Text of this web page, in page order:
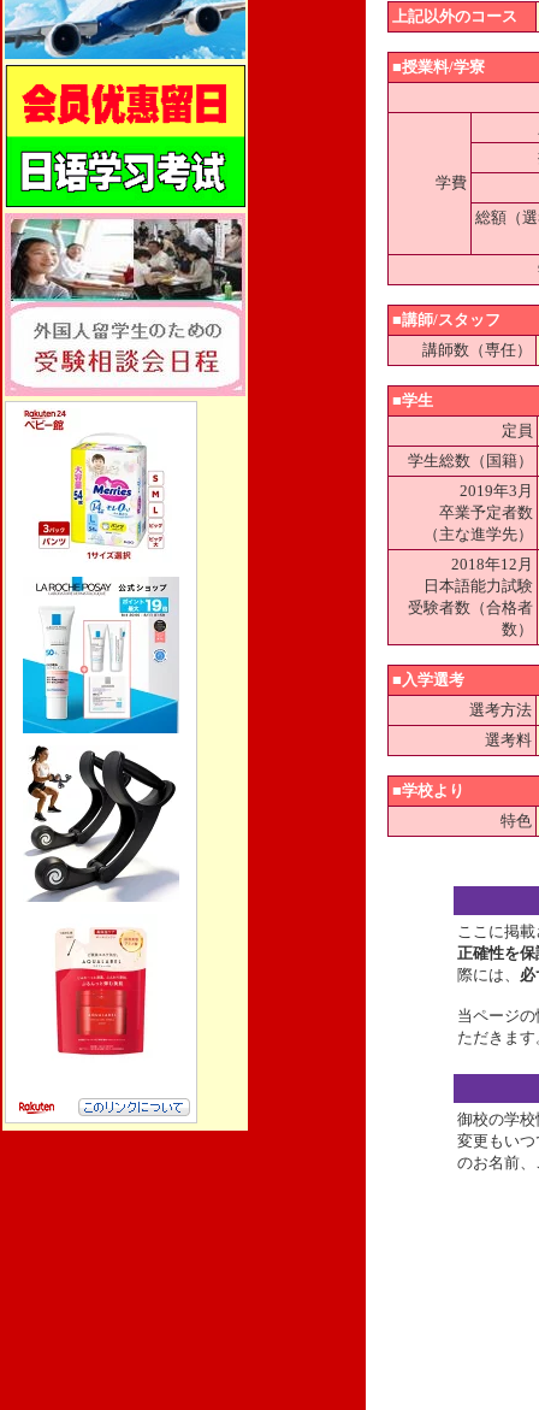
上記以外のコース
■授業料/学寮
学費
総額（
■講師/スタッフ
講師数（専任）
■学生
定員
学生総数（国籍）
2019年3月
卒業予定者数
（主な進学先）
2018年12月
日本語能力試験
受験者数（合格者
数）
■入学選考
選考方法
選考料
■学校より
特色
ここに掲
正確性を
際には、
当ページ
ただきま
御校の学
変更もい
のお名前